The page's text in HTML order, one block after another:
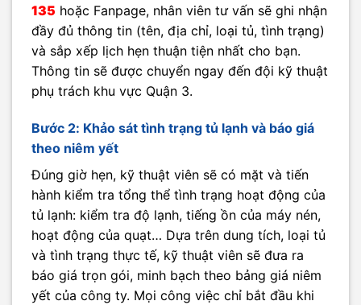
135 hoặc Fanpage, nhân viên tư vấn sẽ ghi nhận
đầy đủ thông tin (tên, địa chỉ, loại tủ, tình trạng)
và sắp xếp lịch hẹn thuận tiện nhất cho bạn.
Thông tin sẽ được chuyển ngay đến đội kỹ thuật
phụ trách khu vực Quận 3.
Bước 2: Khảo sát tình trạng tủ lạnh và báo giá
theo niêm yết
Đúng giờ hẹn, kỹ thuật viên sẽ có mặt và tiến
hành kiểm tra tổng thể tình trạng hoạt động của
tủ lạnh: kiểm tra độ lạnh, tiếng ồn của máy nén,
hoạt động của quạt… Dựa trên dung tích, loại tủ
và tình trạng thực tế, kỹ thuật viên sẽ đưa ra
báo giá trọn gói, minh bạch theo bảng giá niêm
yết của công ty. Mọi công việc chỉ bắt đầu khi